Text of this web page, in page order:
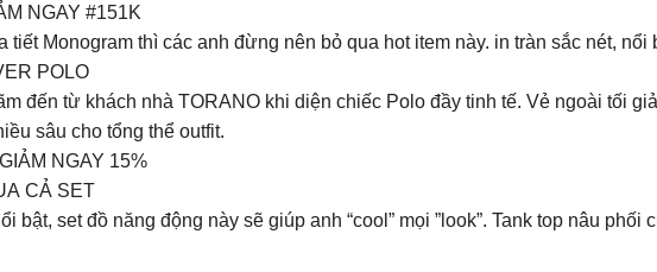
NGAY #151K
tiết Monogram thì các anh đừng nên bỏ qua hot item này. in tràn sắc nét, nổi
POLO
đến từ khách nhà TORANO khi diện chiếc Polo đầy tinh tế. Vẻ ngoài tối
sâu cho tổng thể outfit.
NGAY 15%
CẢ SET
bật, set đồ năng động này sẽ giúp anh “cool” mọi ”look”. Tank top nâu